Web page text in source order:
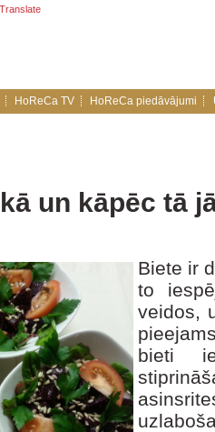
Translate
HoReCa TV HoReCa piedāvājumi
un kāpēc tā
Biete ir
to
veidos,
bieti